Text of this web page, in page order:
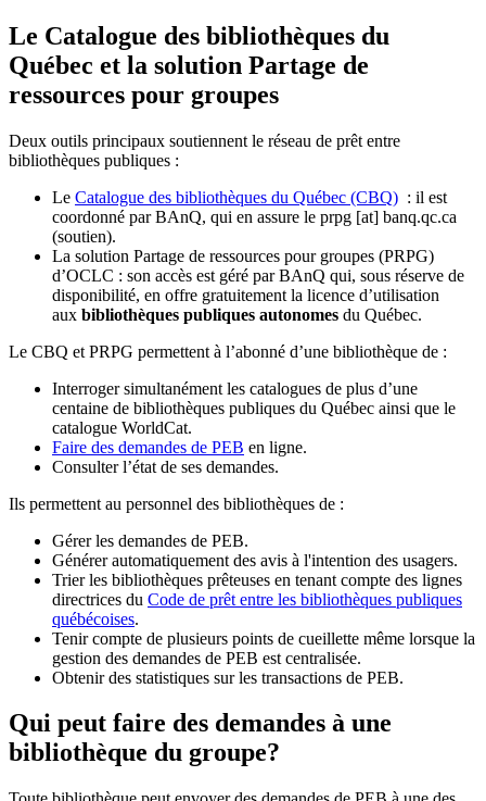
Le Catalogue des bibliothèques du
Québec et la solution Partage de
ressources pour groupes
Deux outils principaux soutiennent le réseau de prêt entre
bibliothèques publiques :
Le Catalogue des bibliothèques du Québec (CBQ) : il est
coordonné par BAnQ, qui en assure le prpg [at] banq.qc.ca
(soutien).
La solution Partage de ressources pour groupes (PRPG)
d’OCLC : son accès est géré par BAnQ qui, sous réserve de
disponibilité, en offre gratuitement la licence d’utilisation
aux bibliothèques publiques autonomes du Québec.
Le CBQ et PRPG permettent à l’abonné d’une bibliothèque de :
Interroger simultanément les catalogues de plus d’une
centaine de bibliothèques publiques du Québec ainsi que le
catalogue WorldCat.
Faire des demandes de PEB en ligne.
Consulter l’état de ses demandes.
Ils permettent au personnel des bibliothèques de :
Gérer les demandes de PEB.
Générer automatiquement des avis à l'intention des usagers.
Trier les bibliothèques prêteuses en tenant compte des lignes
directrices du Code de prêt entre les bibliothèques publiques
québécoises.
Tenir compte de plusieurs points de cueillette même lorsque la
gestion des demandes de PEB est centralisée.
Obtenir des statistiques sur les transactions de PEB.
Qui peut faire des demandes à une
bibliothèque du groupe?